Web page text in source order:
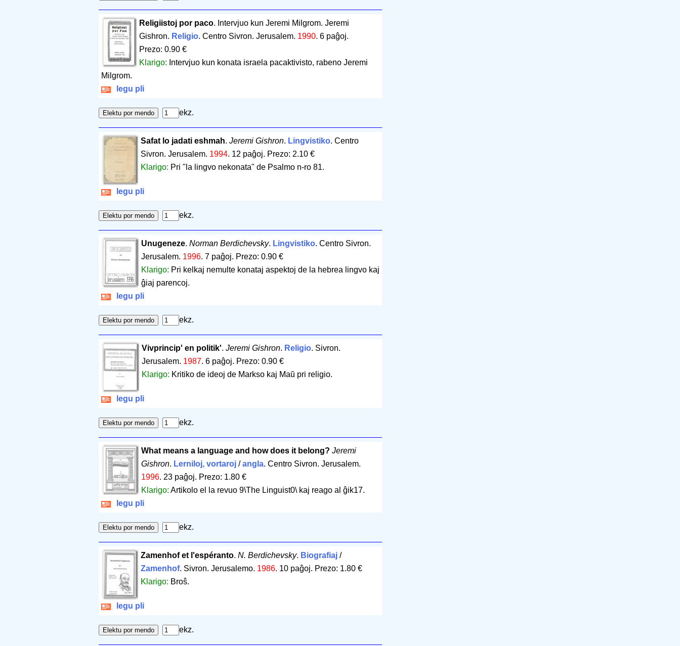
Religiistoj por paco. Intervjuo kun Jeremi Milgrom. Jeremi
Gishron. Religio. Centro Sivron. Jerusalem. 1990. 6 paĝoj.
Prezo: 0.90 €
Klarigo: Intervjuo kun konata israela pacaktivisto, rabeno Jeremi
Milgrom.
legu pli
ekz.
Safat lo jadati eshmah. Jeremi Gishron. Lingvistiko. Centro
Sivron. Jerusalem. 1994. 12 paĝoj. Prezo: 2.10 €
Klarigo: Pri "la lingvo nekonata" de Psalmo n-ro 81.
legu pli
ekz.
Unugeneze. Norman Berdichevsky. Lingvistiko. Centro Sivron.
Jerusalem. 1996. 7 paĝoj. Prezo: 0.90 €
Klarigo: Pri kelkaj nemulte konataj aspektoj de la hebrea lingvo kaj
ĝiaj parencoj.
legu pli
ekz.
Vivprincip' en politik'. Jeremi Gishron. Religio. Sivron.
Jerusalem. 1987. 6 paĝoj. Prezo: 0.90 €
Klarigo: Kritiko de ideoj de Markso kaj Maŭ pri religio.
legu pli
ekz.
What means a language and how does it belong? Jeremi
Gishron. Lerniloj, vortaroj/angla. Centro Sivron. Jerusalem.
1996. 23 paĝoj. Prezo: 1.80 €
Klarigo: Artikolo el la revuo 9\The Linguist0\ kaj reago al ĝik17.
legu pli
ekz.
Zamenhof et l'espéranto. N. Berdichevsky. Biografiaj/
Zamenhof. Sivron. Jerusalemo. 1986. 10 paĝoj. Prezo: 1.80 €
Klarigo: Broŝ.
legu pli
ekz.